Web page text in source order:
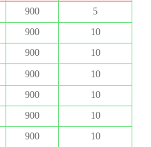
900
5
900
10
900 10
900
10
900
10
900
10
900 10